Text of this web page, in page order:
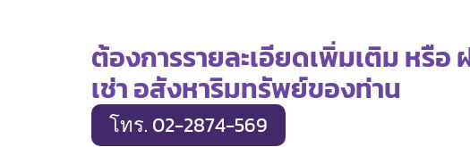
ต้องการรายละเอียดเพิ่มเติม หรือ
เช่า อสังหาริมทรัพย์ของท่าน
โทร. 02-2874-569